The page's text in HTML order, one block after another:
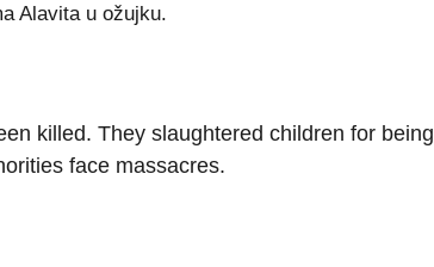
Alavita u ožujku.
killed. They slaughtered children for being
face massacres.